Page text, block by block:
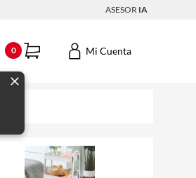
ASESOR IA
0 Mi Cuenta